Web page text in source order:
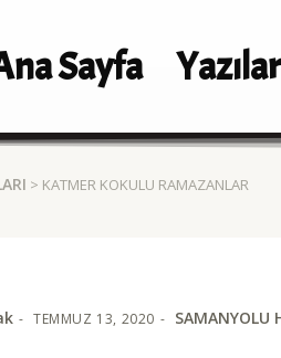
Sayfa
> KATMER KOKULU RAMAZANLAR
TEMMUZ 13, 2020 SAMANYOLU